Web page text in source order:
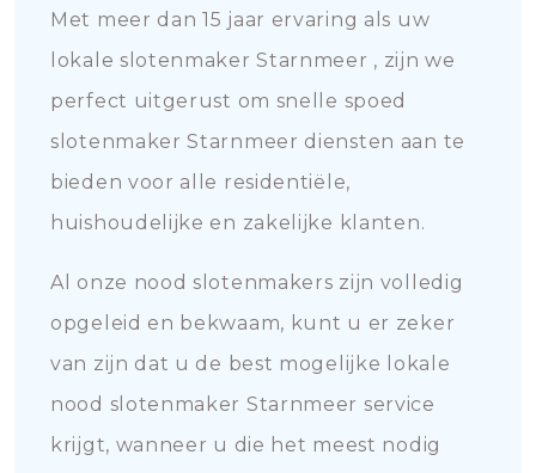
Met meer dan 15 jaar ervaring als uw
lokale slotenmaker Starnmeer , zijn we
perfect uitgerust om snelle spoed
slotenmaker Starnmeer diensten aan te
bieden voor alle residentiële,
huishoudelijke en zakelijke klanten.
Al onze nood slotenmakers zijn volledig
opgeleid en bekwaam, kunt u er zeker
van zijn dat u de best mogelijke lokale
nood slotenmaker Starnmeer service
krijgt, wanneer u die het meest nodig